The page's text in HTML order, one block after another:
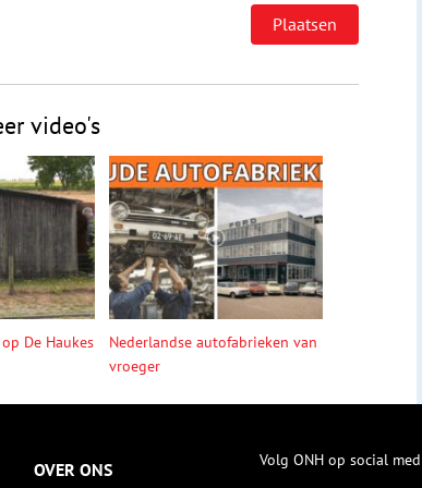
video's
De Haukes
Nederlandse autofabrieken van
vroeger
OVER ONS Volg ONH op social